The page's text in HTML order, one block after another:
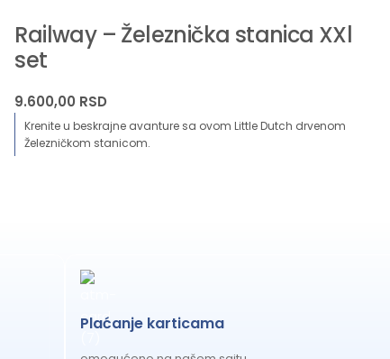
Railway – Železnička stanica XXl
set
9.600,00 RSD
Krenite u beskrajne avanture sa ovom Little Dutch drvenom
Železničkom stanicom.
Plaćanje karticama